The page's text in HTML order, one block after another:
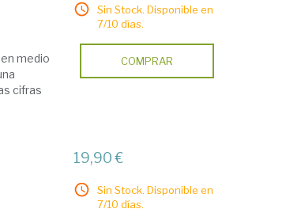
medio
cifras
Sin Stock. Disponible en
7/10 días.
COMPRAR
19,90 €
Sin Stock. Disponible en
7/10 días.